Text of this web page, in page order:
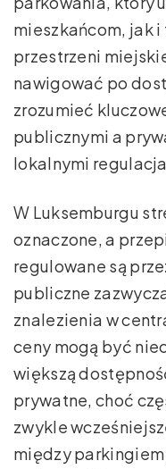
mieszkańcom, jak
przestrzeni
nawigować po
zrozumieć
publicznymi a
lokalnymi
W Luksemburgu
oznaczone, a
regulowane są
publiczne
znalezienia w
ceny mogą być
większą
prywatne, choć
zwykle
między